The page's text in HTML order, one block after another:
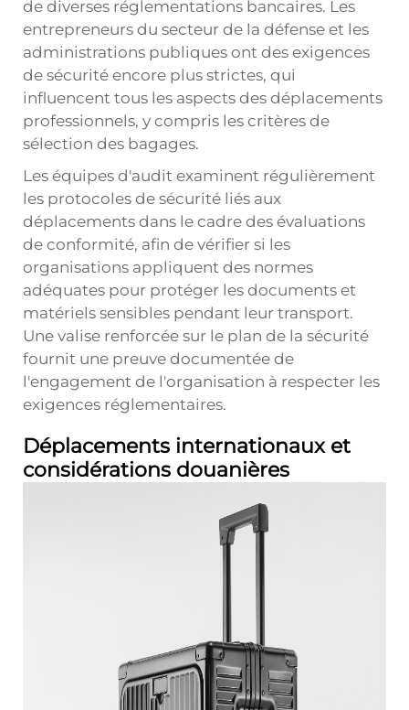
de diverses réglementations bancaires. Les
entrepreneurs du secteur de la défense et les
administrations publiques ont des exigences
de sécurité encore plus strictes, qui
influencent tous les aspects des déplacements
professionnels, y compris les critères de
sélection des bagages.
Les équipes d'audit examinent régulièrement
les protocoles de sécurité liés aux
déplacements dans le cadre des évaluations
de conformité, afin de vérifier si les
organisations appliquent des normes
adéquates pour protéger les documents et
matériels sensibles pendant leur transport.
Une valise renforcée sur le plan de la sécurité
fournit une preuve documentée de
l'engagement de l'organisation à respecter les
exigences réglementaires.
Déplacements internationaux et
considérations douanières